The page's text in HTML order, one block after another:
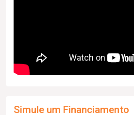
Simule um Financiamento